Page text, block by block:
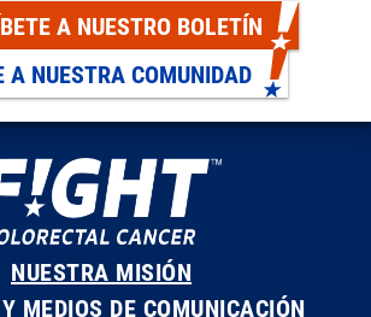
A NUESTRO BOLETÍN
A NUESTRA COMUNIDAD
NUESTRA MISIÓN
MEDIOS DE COMUNICACIÓN